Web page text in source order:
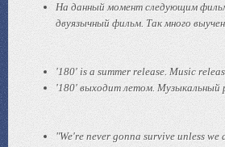
На данный момент следующим
двуязычный фильм. Так много
'180' is a summer release. Music
'180' выходит летом. Музыкальный
"We're never gonna survive unless